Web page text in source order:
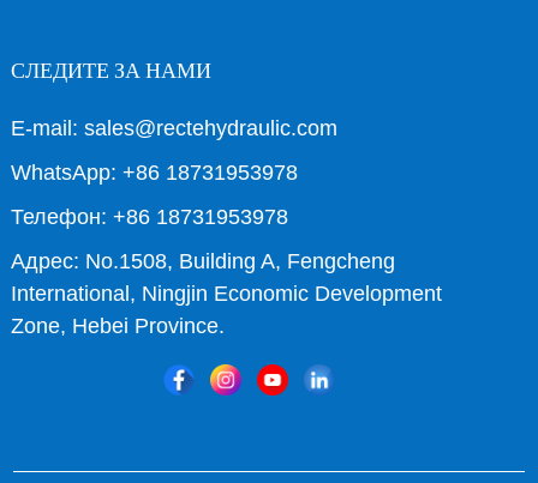
СЛЕДИТЕ ЗА НАМИ
E-mail: sales@rectehydraulic.com
WhatsApp: +86 18731953978
Телефон: +86 18731953978
Адрес: No.1508, Building A, Fengcheng
International, Ningjin Economic Development
Zone, Hebei Province.